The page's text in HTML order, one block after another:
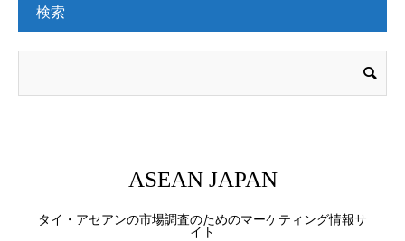
検索
ASEAN JAPAN
タイ・アセアンの市場調査のためのマーケティング情報サ
イト